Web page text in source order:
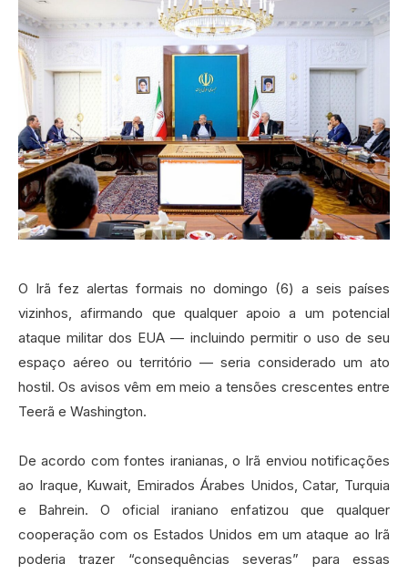
O Irã fez alertas formais no domingo (6) a seis países
vizinhos, afirmando que qualquer apoio a um potencial
ataque militar dos EUA — incluindo permitir o uso de seu
espaço aéreo ou território — seria considerado um ato
hostil. Os avisos vêm em meio a tensões crescentes entre
Teerã e Washington.
De acordo com fontes iranianas, o Irã enviou notificações
ao Iraque, Kuwait, Emirados Árabes Unidos, Catar, Turquia
e Bahrein. O oficial iraniano enfatizou que qualquer
cooperação com os Estados Unidos em um ataque ao Irã
poderia trazer “consequências severas” para essas